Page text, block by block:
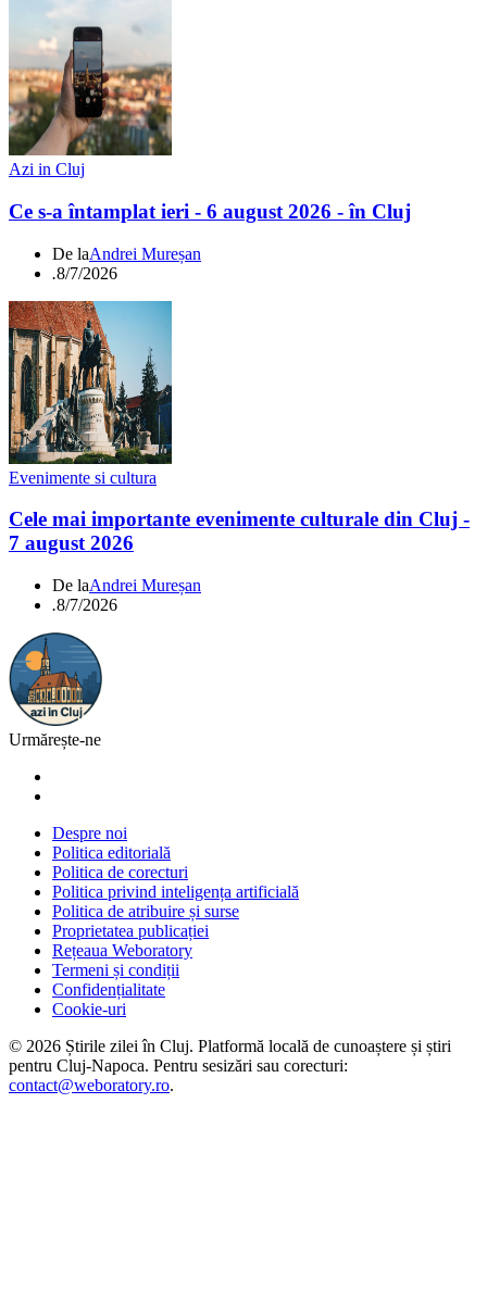
Azi in Cluj
Ce s-a întamplat ieri - 6 august 2026 - în Cluj
De laAndrei Mureșan
.8/7/2026
Evenimente si cultura
Cele mai importante evenimente culturale din Cluj -
7 august 2026
De laAndrei Mureșan
.8/7/2026
Urmărește-ne
Despre noi
Politica editorială
Politica de corecturi
Politica privind inteligența artificială
Politica de atribuire și surse
Proprietatea publicației
Rețeaua Weboratory
Termeni și condiții
Confidențialitate
Cookie-uri
© 2026 Știrile zilei în Cluj. Platformă locală de cunoaștere și știri
pentru Cluj-Napoca. Pentru sesizări sau corecturi:
contact@weboratory.ro.